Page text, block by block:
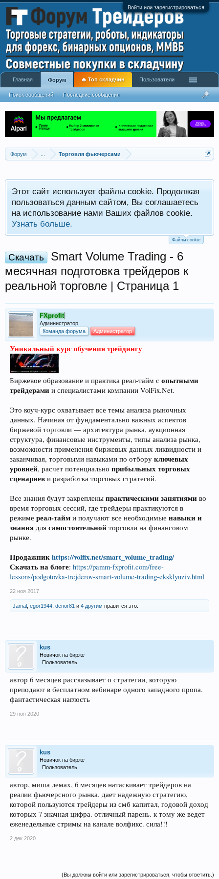
Войти или зарегистрироваться
Форум Торговля фьючерсами
Этот сайт использует файлы cookie. Продолжая
пользоваться данным сайтом, Вы соглашаетесь
на использование нами Ваших файлов cookie.
Узнать больше.
Файлы cookie
Скачать
Smart Volume Trading - 6
месячная подготовка трейдеров к
реальной торговле | Страница 1
FXprofit
Администратор
Команда форума
Администратор
Уникальный курс обучения трейдингу
Биржевое образование и практика реал-тайм с опытными
трейдерами и специалистами компании VolFix.Net.
Это коуч-курс охватывает все темы анализа рыночных
данных. Начиная от фундаментально важных аспектов
биржевой торговли — архитектура рынка, аукционная
структура, финансовые инструменты, типы анализа рынка,
возможности применения биржевых данных ликвидности и
заканчивая, торговыми навыками по отбору ключевых
уровней, расчет потенциально прибыльных торговых
сценариев и разработка торговых стратегий.
Все знания будут закреплены практическими занятиями во
время торговых сессий, где трейдеры практикуются в
режиме реал-тайм и получают все необходимые навыки и
знания для самостоятельной торговли на финансовом
рынке.
Продажникhttps://volfix.net/smart_volume_trading/
Скачать на блоге: https://pamm-fxprofit.com/free-
lessons/podgotovka-trejderov-smart-volume-trading-eksklyuziv.html
22 ноя 2017
Jamal egor1944 denor81 и 4 другим нравится это.
kus
Новичок на бирже
Пользователь
автор 6 месяцев рассказывает о стратегии, которую
преподают в бесплатном вебинаре одного западного пропа.
фантастическая наглость
29 ноя 2020
kus
Новичок на бирже
Пользователь
автор, миша лемах, 6 месяцев натаскивает трейдеров на
реалии фьючерсного рынка. дает надежную стратегию,
которой пользуются трейдеры из смб капитал, годовой доход
которых 7 значная цифра. отличный парень. к тому же ведет
еженедельные стримы на канале волфикс. сила!!!
2 дек 2020
(Вы должны войти или зарегистрироваться, чтобы ответить.)
Главная Форум
Поиск сообщений Последние сообщения
🔥 Топ складчин Пользователи